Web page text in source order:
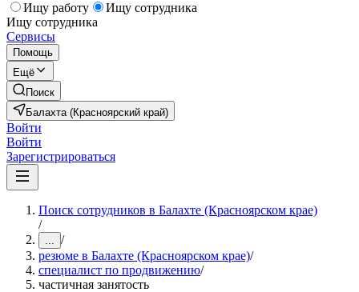
Ищу работу
Ищу сотрудника
Ищу сотрудника
Сервисы
Помощь
Ещё
Поиск
Балахта (Красноярский край)
Войти
Войти
Зарегистрироваться
Поиск сотрудников в Балахте (Красноярском крае)
/
... /
резюме в Балахте (Красноярском крае)/
специалист по продвижению/
частичная занятость